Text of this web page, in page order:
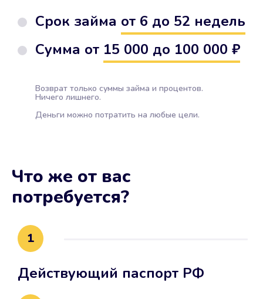
Срок займа от 6 до 52 недель
Сумма от 15 000 до 100 000 ₽
Возврат только суммы займа и процентов.
Ничего лишнего.
Деньги можно потратить на любые цели.
Что же от вас
потребуется?
1
Действующий паспорт РФ